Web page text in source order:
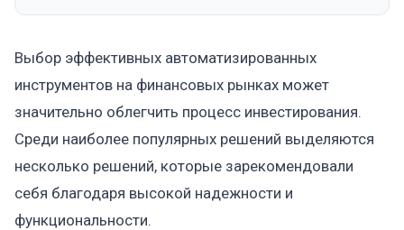
Выбор эффективных автоматизированных
инструментов на финансовых рынках может
значительно облегчить процесс инвестирования.
Среди наиболее популярных решений выделяются
несколько решений, которые зарекомендовали
себя благодаря высокой надежности и
функциональности.